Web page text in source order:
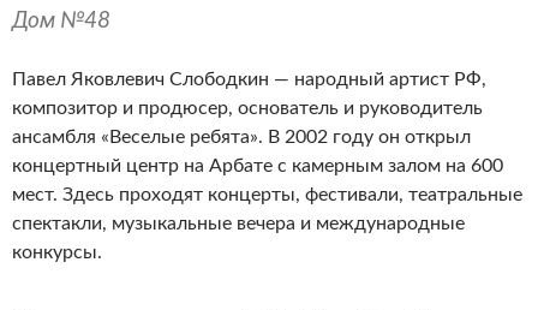
Дом №48
Павел Яковлевич Слободкин — народный артист РФ,
композитор и продюсер, основатель и руководитель
ансамбля «Веселые ребята». В 2002 году он открыл
концертный центр на Арбате с камерным залом на 600
мест. Здесь проходят концерты, фестивали, театральные
спектакли, музыкальные вечера и международные
конкурсы.